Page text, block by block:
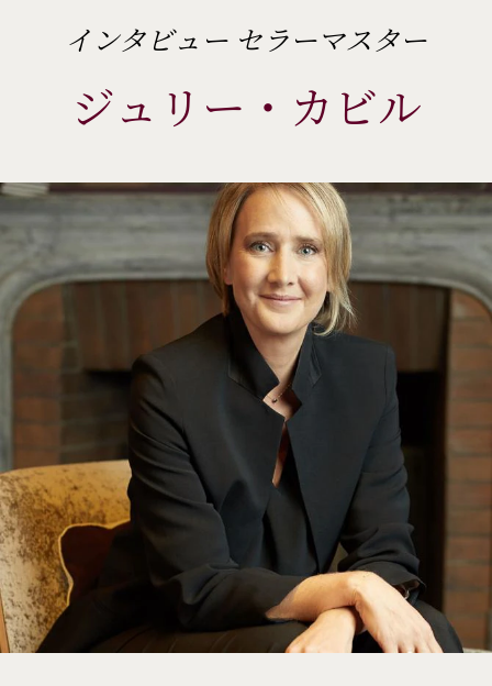
インタビュー セラーマスター
ジュリー・カビル